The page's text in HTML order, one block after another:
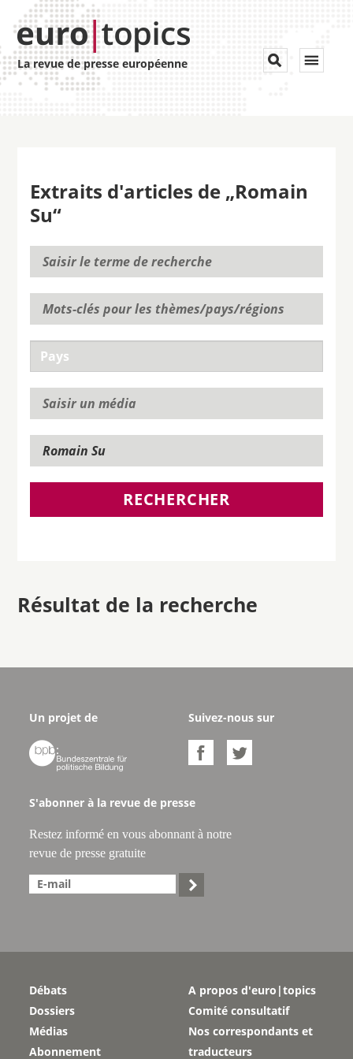
La revue de presse européenne Toggle


Extraits d'articles de „Romain
Su“
RECHERCHER
Résultat de la recherche
Un projet de

Suivez-nous sur
 
S'abonner à la revue de presse
Restez informé en vous abonnant à notre
revue de presse gratuite

Débats
Dossiers
Médias
Abonnement
A propos d'euro|topics
Comité consultatif
Nos correspondants et
traducteurs